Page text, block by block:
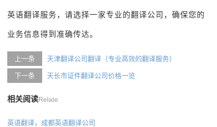
英语翻译服务，请选择一家专业的翻译公司，确保您的
业务信息得到准确传达。
上一条 天津翻译公司翻译（专业高效的翻译服务）
下一条 天长市证件翻译公司价格一览
相关阅读Relate
英语翻译，成都英语翻译公司